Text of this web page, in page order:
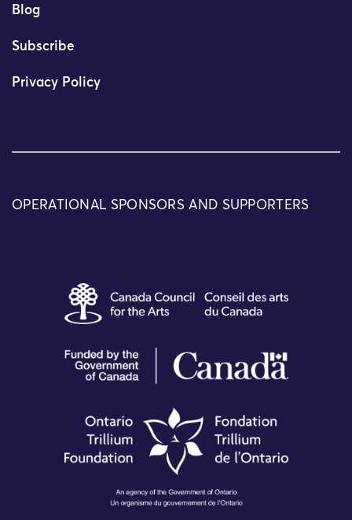
Blog
Subscribe
Privacy Policy
OPERATIONAL SPONSORS AND SUPPORTERS